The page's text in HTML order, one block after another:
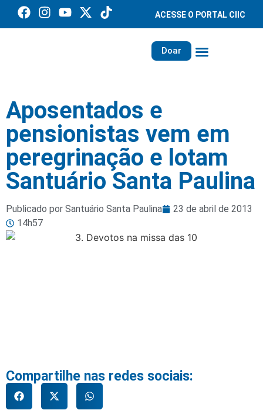
ACESSE O PORTAL CIIC
Doar
Aposentados e
pensionistas vem em
peregrinação e lotam
Santuário Santa Paulina
Publicado por Santuário Santa Paulina
23 de abril de 2013
14h57
Compartilhe nas redes sociais: